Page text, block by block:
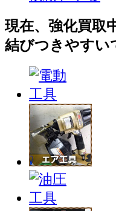
現在、強化買取
結びつきやすい